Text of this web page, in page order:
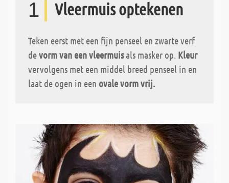
1 Vleermuis optekenen
Teken eerst met een fijn penseel en zwarte verf
devorm van een vleermuisals masker op. Kleur
vervolgens met een middel breed penseel in en
laat de ogen in een ovale vorm vrij.